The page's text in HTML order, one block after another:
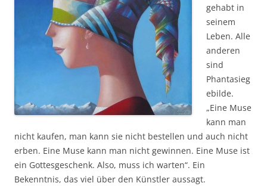
gehabt in
seinem
Leben. Alle
anderen
sind
Phantasieg
ebilde.
„Eine Muse
kann man
nicht kaufen, man kann sie nicht bestellen und auch nicht
erben. Eine Muse kann man nicht gewinnen. Eine Muse ist
ein Gottesgeschenk. Also, muss ich warten“. Ein
Bekenntnis, das viel über den Künstler aussagt.